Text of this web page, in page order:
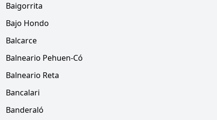
Baigorrita
Bajo Hondo
Balcarce
Balneario Pehuen-Có
Balneario Reta
Bancalari
Banderaló